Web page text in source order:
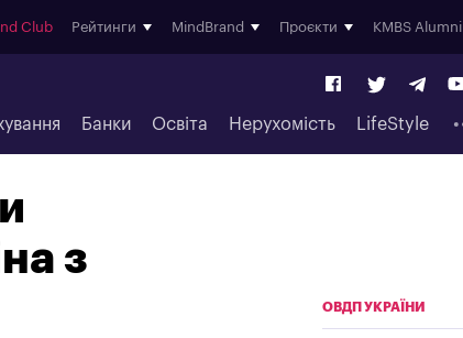
Club Рейтинги MindBrand Проєкти KMBS Alumni
Банки Освіта Нерухомість LifeStyle
з
ОВДП УКРАЇНИ